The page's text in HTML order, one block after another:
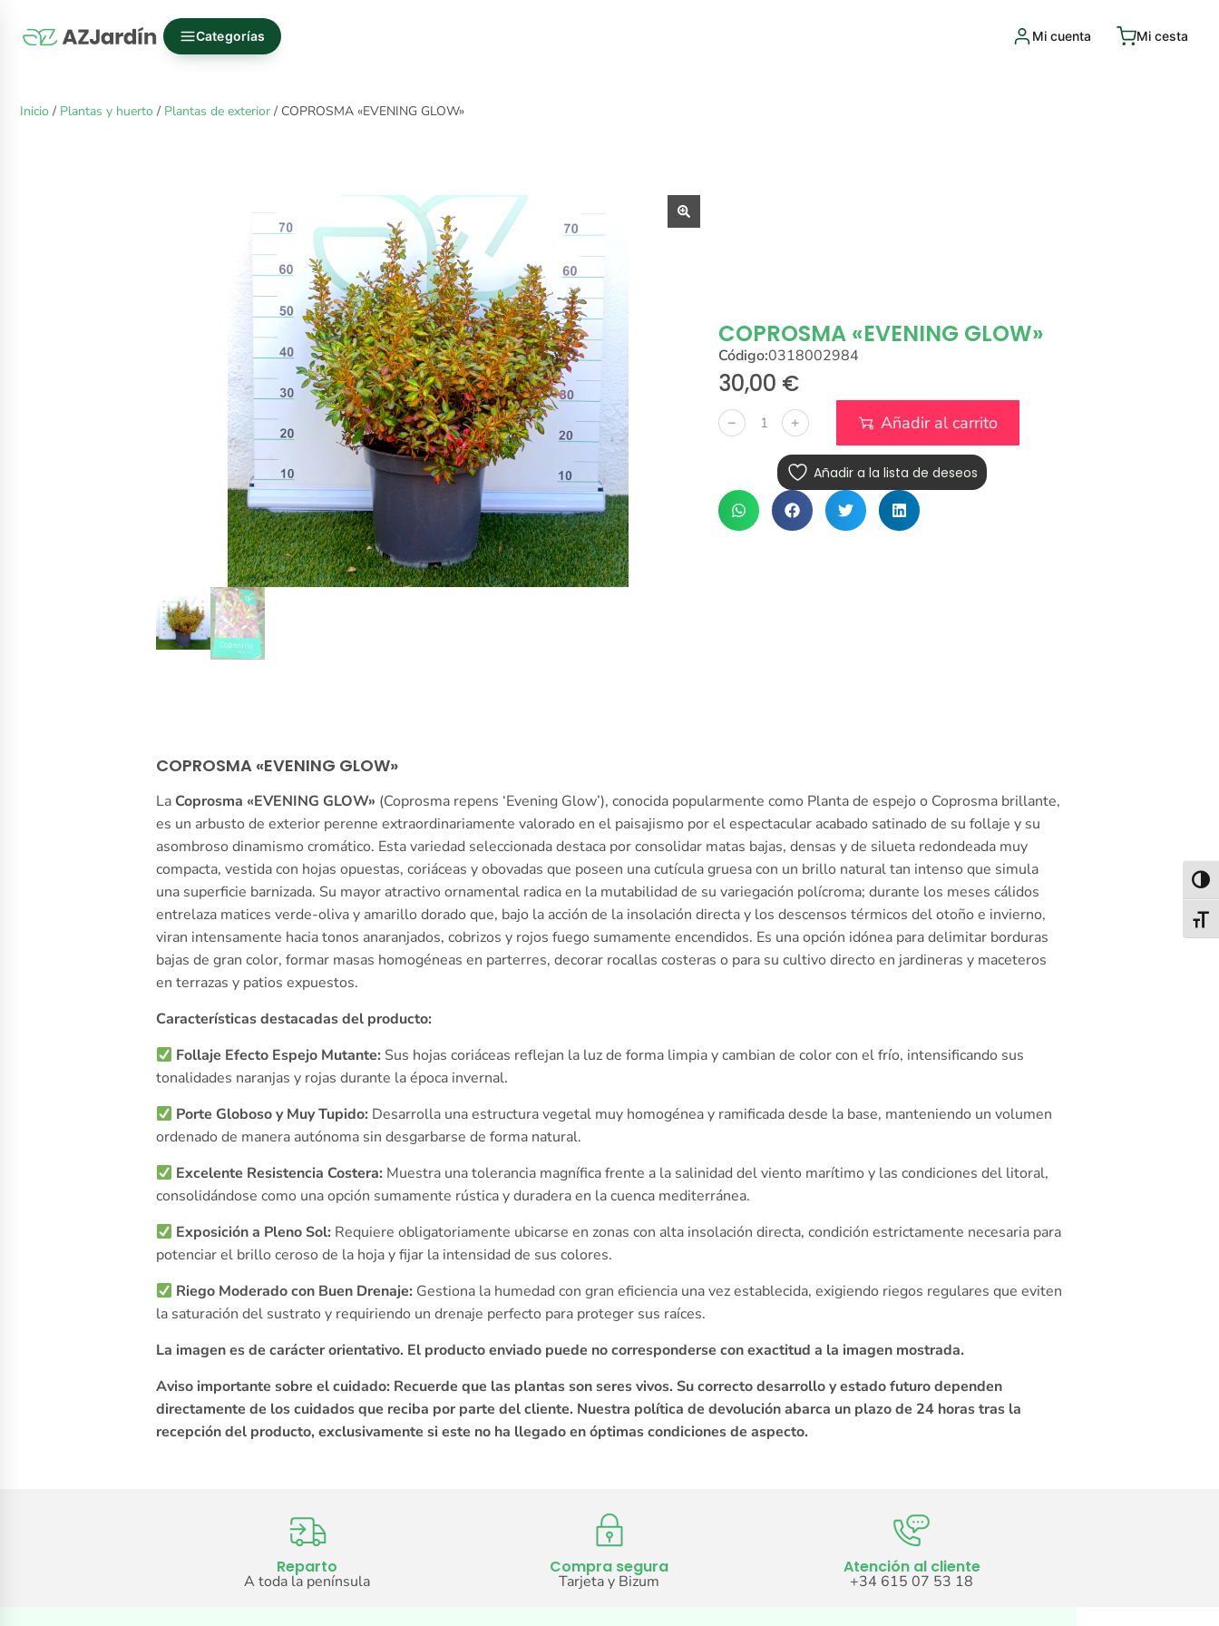
Categorías Mi cuenta Mi cesta
Inicio / Plantas y huerto / Plantas de exterior / COPROSMA «EVENING GLOW»
COPROSMA «EVENING GLOW»
Código:0318002984
30,00 €
﹣ ﹢ Añadir al carrito
Añadir a la lista de deseos
COPROSMA «EVENING GLOW»
La Coprosma «EVENING GLOW» (Coprosma repens ‘Evening Glow’), conocida popularmente como Planta de espejo o Coprosma brillante,
es un arbusto de exterior perenne extraordinariamente valorado en el paisajismo por el espectacular acabado satinado de su follaje y su
asombroso dinamismo cromático. Esta variedad seleccionada destaca por consolidar matas bajas, densas y de silueta redondeada muy
compacta, vestida con hojas opuestas, coriáceas y obovadas que poseen una cutícula gruesa con un brillo natural tan intenso que simula
una superficie barnizada. Su mayor atractivo ornamental radica en la mutabilidad de su variegación polícroma; durante los meses cálidos
entrelaza matices verde-oliva y amarillo dorado que, bajo la acción de la insolación directa y los descensos térmicos del otoño e invierno,
viran intensamente hacia tonos anaranjados, cobrizos y rojos fuego sumamente encendidos. Es una opción idónea para delimitar borduras
bajas de gran color, formar masas homogéneas en parterres, decorar rocallas costeras o para su cultivo directo en jardineras y maceteros
en terrazas y patios expuestos.
Características destacadas del producto:
Follaje Efecto Espejo Mutante: Sus hojas coriáceas reflejan la luz de forma limpia y cambian de color con el frío, intensificando sus
tonalidades naranjas y rojas durante la época invernal.
Porte Globoso y Muy Tupido: Desarrolla una estructura vegetal muy homogénea y ramificada desde la base, manteniendo un volumen
ordenado de manera autónoma sin desgarbarse de forma natural.
Excelente Resistencia Costera: Muestra una tolerancia magnífica frente a la salinidad del viento marítimo y las condiciones del litoral,
consolidándose como una opción sumamente rústica y duradera en la cuenca mediterránea.
Exposición a Pleno Sol: Requiere obligatoriamente ubicarse en zonas con alta insolación directa, condición estrictamente necesaria para
potenciar el brillo ceroso de la hoja y fijar la intensidad de sus colores.
Riego Moderado con Buen Drenaje: Gestiona la humedad con gran eficiencia una vez establecida, exigiendo riegos regulares que eviten
la saturación del sustrato y requiriendo un drenaje perfecto para proteger sus raíces.
La imagen es de carácter orientativo. El producto enviado puede no corresponderse con exactitud a la imagen mostrada.
Aviso importante sobre el cuidado: Recuerde que las plantas son seres vivos. Su correcto desarrollo y estado futuro dependen
directamente de los cuidados que reciba por parte del cliente. Nuestra política de devolución abarca un plazo de 24 horas tras la
recepción del producto, exclusivamente si este no ha llegado en óptimas condiciones de aspecto.
Reparto
A toda la península
Compra segura
Tarjeta y Bizum
Atención al cliente
+34 615 07 53 18